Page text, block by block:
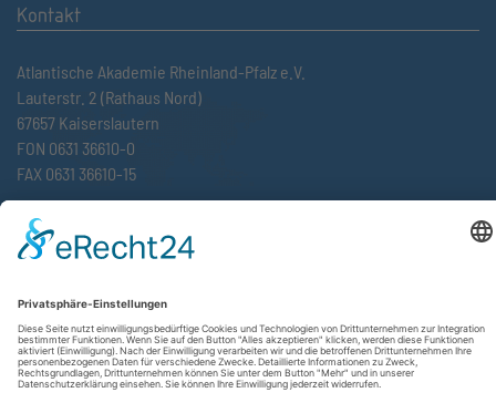
Kontakt
Atlantische Akademie Rheinland-Pfalz e.V.
Lauterstr. 2 (Rathaus Nord)
67657 Kaiserslautern
FON 0631 36610-0
FAX 0631 36610-15
©2026 Atlantische Akademie Rheinland-Pfalz e. V. |
Impressum|Datenschutzerklärung|AGB|Newsletter|
Cookie-Einstellungen